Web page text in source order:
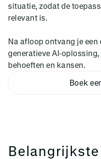
situatie, zodat de
relevant is.
Na afloop ontvang je een
generatieve
behoeften en kansen.
Boek